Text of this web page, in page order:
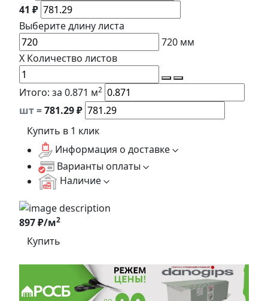
41 ₽
Выберите длинулиста
720 мм
X Количество листов
Итого: за 0.871 м2
шт =781.29₽
Купить в 1 клик
Информация о доставке
Варианты оплаты
Наличие
897 ₽/м2
Купить